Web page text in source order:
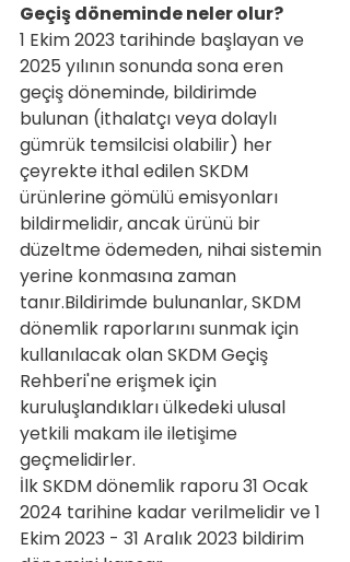
Geçiş döneminde neler olur?
1 Ekim 2023 tarihinde başlayan ve
2025 yılının sonunda sona eren
geçiş döneminde, bildirimde
bulunan (ithalatçı veya dolaylı
gümrük temsilcisi olabilir) her
çeyrekte ithal edilen SKDM
ürünlerine gömülü emisyonları
bildirmelidir, ancak ürünü bir
düzeltme ödemeden, nihai sistemin
yerine konmasına zaman
tanır.Bildirimde bulunanlar, SKDM
dönemlik raporlarını sunmak için
kullanılacak olan SKDM Geçiş
Rehberi'ne erişmek için
kuruluşlandıkları ülkedeki ulusal
yetkili makam ile iletişime
geçmelidirler.
İlk SKDM dönemlik raporu 31 Ocak
2024 tarihine kadar verilmelidir ve 1
Ekim 2023 - 31 Aralık 2023 bildirim